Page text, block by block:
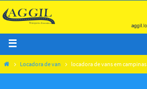
Locadora de van locadora de vans em campinas